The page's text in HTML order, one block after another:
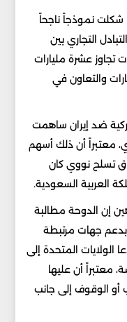
شكلت نموذجاً ناجحاً
التجاري بين
تجاوز عشرة مليارات
والتعاون في
ضد إيران ساهمت
معتبراً أن ذلك أسهم
تسلح نووي كان
العربية السعودية.
إن الدوحة مطالبة
جهات مرتبطة
الولايات المتحدة إلى
معتبراً أن عليها
أو الوقوف إلى جانب